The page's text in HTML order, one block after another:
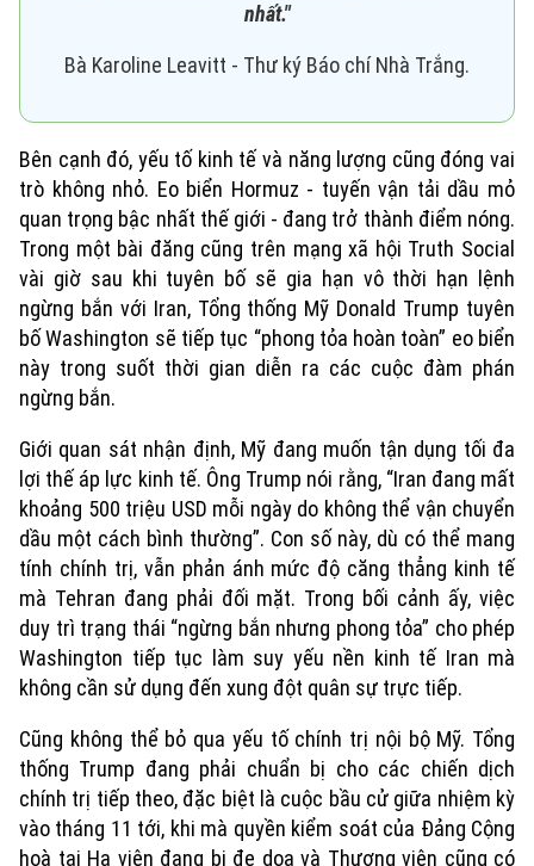
nhất."
Bà Karoline Leavitt - Thư ký Báo chí Nhà Trắng.
Bên cạnh đó, yếu tố kinh tế và năng lượng cũng đóng vai
trò không nhỏ. Eo biển Hormuz - tuyến vận tải dầu mỏ
quan trọng bậc nhất thế giới - đang trở thành điểm nóng.
Trong một bài đăng cũng trên mạng xã hội Truth Social
vài giờ sau khi tuyên bố sẽ gia hạn vô thời hạn lệnh
ngừng bắn với Iran, Tổng thống Mỹ Donald Trump tuyên
bố Washington sẽ tiếp tục “phong tỏa hoàn toàn” eo biển
này trong suốt thời gian diễn ra các cuộc đàm phán
ngừng bắn.
Giới quan sát nhận định, Mỹ đang muốn tận dụng tối đa
lợi thế áp lực kinh tế. Ông Trump nói rằng, “Iran đang mất
khoảng 500 triệu USD mỗi ngày do không thể vận chuyển
dầu một cách bình thường”. Con số này, dù có thể mang
tính chính trị, vẫn phản ánh mức độ căng thẳng kinh tế
mà Tehran đang phải đối mặt. Trong bối cảnh ấy, việc
duy trì trạng thái “ngừng bắn nhưng phong tỏa” cho phép
Washington tiếp tục làm suy yếu nền kinh tế Iran mà
không cần sử dụng đến xung đột quân sự trực tiếp.
Cũng không thể bỏ qua yếu tố chính trị nội bộ Mỹ. Tổng
thống Trump đang phải chuẩn bị cho các chiến dịch
chính trị tiếp theo, đặc biệt là cuộc bầu cử giữa nhiệm kỳ
vào tháng 11 tới, khi mà quyền kiểm soát của Đảng Cộng
hoà tại Hạ viện đang bị đe dọa và Thượng viện cũng có